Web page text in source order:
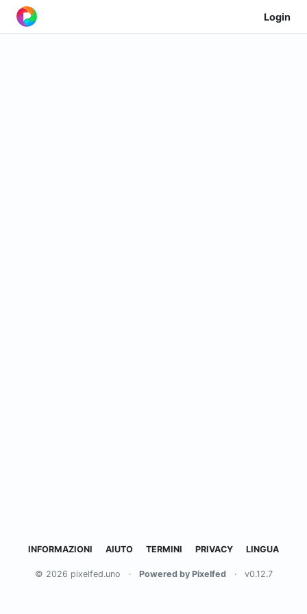
Login
INFORMAZIONI AIUTO TERMINI PRIVACY LINGUA
© 2026 pixelfed.uno · Powered by Pixelfed · v0.12.7